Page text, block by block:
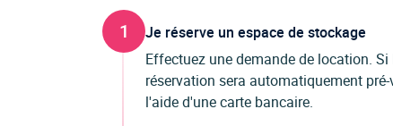
1
Je réserve un espace de stockage
Effectuez une demande de location.
réservation sera automatiquement
l'aide d'une carte bancaire.